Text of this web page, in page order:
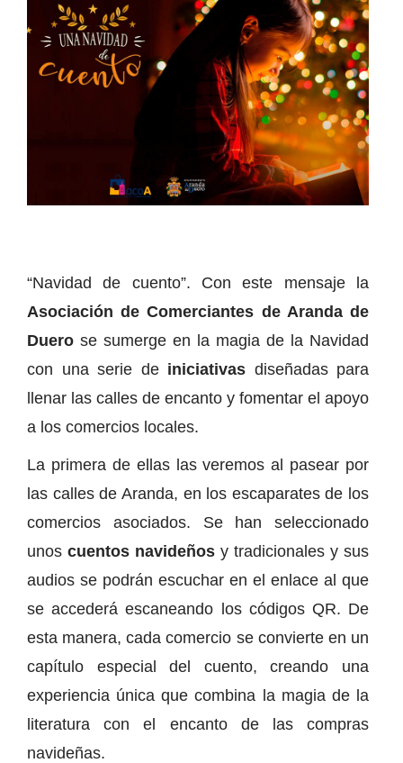
“Navidad de cuento”. Con este mensaje la
Asociación de Comerciantes de Aranda de
Duero se sumerge en la magia de la Navidad
con una serie de iniciativas diseñadas para
llenar las calles de encanto y fomentar el apoyo
a los comercios locales.
La primera de ellas las veremos al pasear por
las calles de Aranda, en los escaparates de los
comercios asociados. Se han seleccionado
unos cuentos navideños y tradicionales y sus
audios se podrán escuchar en el enlace al que
se accederá escaneando los códigos QR. De
esta manera, cada comercio se convierte en un
capítulo especial del cuento, creando una
experiencia única que combina la magia de la
literatura con el encanto de las compras
navideñas.